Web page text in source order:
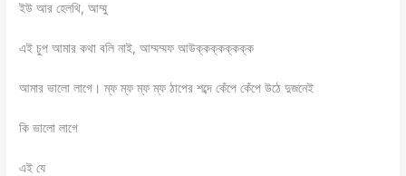
ইউ আর হেলথি, আম্মু
এই চুপ আমার কথা বলি নাই, আম্মম্মফ আউক্কক্কক্কক্ক
আমার ভালো লাগে। ম্ফ ম্ফ ম্ফ ম্ফ ঠাপের শব্দে কেঁপে কেঁপে উঠে দুজনেই
কি ভালো লাগে
এই যে